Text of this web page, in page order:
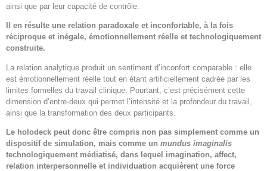
ainsi que par leur capacité de contrôle.
Il en résulte une relation paradoxale et inconfortable, à la fois
réciproque et inégale, émotionnellement réelle et technologiquement
construite.
La relation analytique produit un sentiment d’inconfort comparable : elle
est émotionnellement réelle tout en étant artificiellement cadrée par les
limites formelles du travail clinique. Pourtant, c’est précisément cette
dimension d’entre-deux qui permet l’intensité et la profondeur du travail,
ainsi que la transformation des deux participants.
Le holodeck peut donc être compris non pas simplement comme un
dispositif de simulation, mais comme un mundus imaginalis
technologiquement médiatisé, dans lequel imagination, affect,
relation interpersonnelle et individuation acquièrent une force